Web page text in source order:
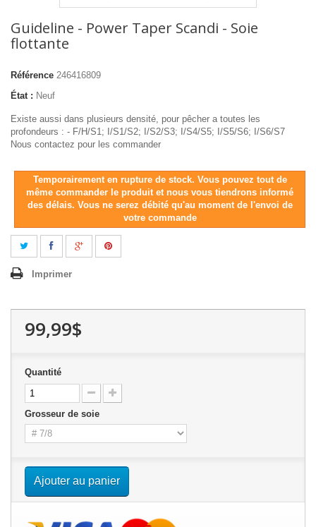
Guideline - Power Taper Scandi - Soie
flottante
Référence 246416809
État : Neuf
Existe aussi dans plusieurs densité, pour pêcher a toutes les
profondeurs : - F/H/S1; I/S1/S2; I/S2/S3; I/S4/S5; I/S5/S6; I/S6/S7
Nous contactez pour les commander
Temporairement en rupture de stock. Vous pouvez tout de
même commander le produit et nous vous tiendrons informé
des délais. Vous ne serez débité qu'au moment de l'envoi de
votre commande
Imprimer
99,99$
Quantité
Grosseur de soie
Ajouter au panier